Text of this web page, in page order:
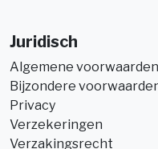
Juridisch
Algemene voorwaarden
Bijzondere
Privacy
Verzekeringen
Verzakingsrecht